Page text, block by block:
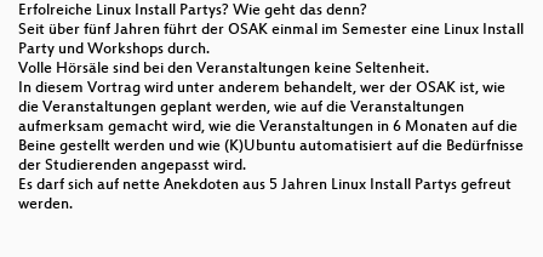
Erfolreiche Linux Install Partys? Wie geht das denn?
Seit über fünf Jahren führt der OSAK einmal im Semester eine Linux Install
Party und Workshops durch.
Volle Hörsäle sind bei den Veranstaltungen keine Seltenheit.
In diesem Vortrag wird unter anderem behandelt, wer der OSAK ist, wie
die Veranstaltungen geplant werden, wie auf die Veranstaltungen
aufmerksam gemacht wird, wie die Veranstaltungen in 6 Monaten auf die
Beine gestellt werden und wie (K)Ubuntu automatisiert auf die Bedürfnisse
der Studierenden angepasst wird.
Es darf sich auf nette Anekdoten aus 5 Jahren Linux Install Partys gefreut
werden.